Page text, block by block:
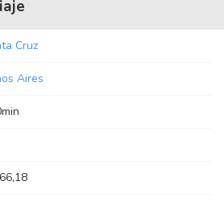
Cruz
Aires
min